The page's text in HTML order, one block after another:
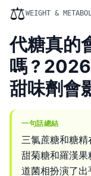
⚖️WEIGHT &
代糖真的
嗎？
甜味劑會
一句話總結
三氯蔗糖和糖
甜菊糖和羅漢
道菌相扮演了出